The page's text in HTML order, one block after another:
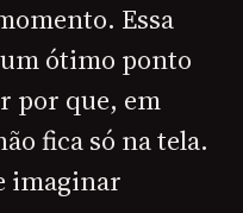
Essa
um ótimo ponto
por que, em
fica só na tela.
imaginar